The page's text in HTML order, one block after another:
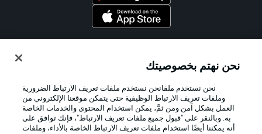
نحن نهتم بخصوصيتك
نحن نستخدم ملفانحن نستخدم ملفات تعريف الارتباط الضرورية
وملفات تعريف الارتباط الوظيفية حتى يتمكن موقعنا الإلكتروني من
العمل بشكل آمن ومن ثمَّ، يمكن استخدام المحتوى والخدمات الخاصة
به. وبالنقر على "قبول جميع ملفات تعريف الارتباط"، فإنك توافق على
أنه يمكننا أيضًا استخدام ملفات تعريف الارتباط الخاصة بالأداء، وملفات